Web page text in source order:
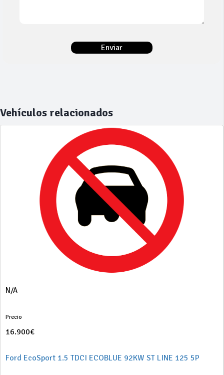
Vehículos relacionados
N/A
Precio
16.900€
Ford EcoSport 1.5 TDCI ECOBLUE 92KW ST LINE 125 5P